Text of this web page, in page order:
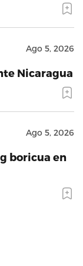
Ago 5, 2026
Nicaragua
Ago 5, 2026
boricua en